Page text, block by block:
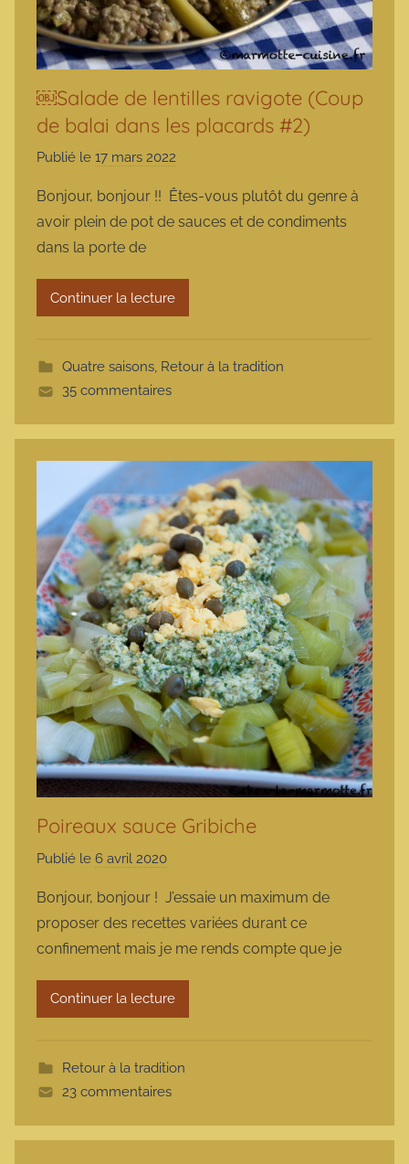
￼Salade de lentilles ravigote (Coup
de balai dans les placards #2)
Publié le 17 mars 2022
r
m
r
t
Bonjour, bonjour !! Êtes-vous plutôt du genre à
avoir plein de pot de sauces et de condiments
dans la porte de
Continuer la lecture
Quatre saisons, Retour à la tradition
35 commentaires
Poireaux sauce Gribiche
Publié le 6 avril 2020
r
m
a
r
m
t
e
Bonjour, bonjour ! J’essaie un maximum de
proposer des recettes variées durant ce
confinement mais je me rends compte que je
Continuer la lecture
Retour à la tradition
23 commentaires